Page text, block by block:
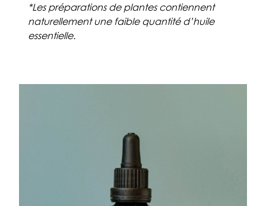
*Les préparations de plantes contiennent
naturellement une faible quantité d’huile
essentielle.